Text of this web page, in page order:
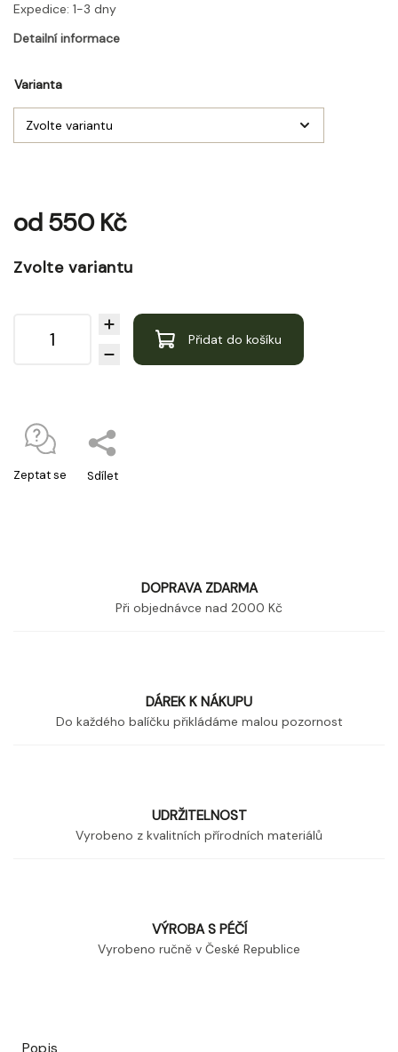
Expedice: 1-3 dny
Detailní informace
Varianta
od550 Kč
Zvolte variantu
Přidat do košíku
Zeptat se Sdílet
DOPRAVA ZDARMA
Při objednávce nad 2000 Kč
DÁREK K NÁKUPU
Do každého balíčku přikládáme malou pozornost
UDRŽITELNOST
Vyrobeno z kvalitních přírodních materiálů
VÝROBA S PÉČÍ
Vyrobeno ručně v České Republice